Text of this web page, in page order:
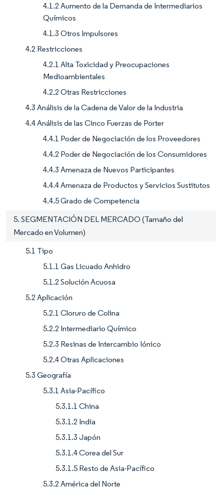
4.1.2 Aumento de la Demanda de Intermediarios
Químicos
4.1.3 Otros Impulsores
4.2 Restricciones
4.2.1 Alta Toxicidad y Preocupaciones
Medioambientales
4.2.2 Otras Restricciones
4.3 Análisis de la Cadena de Valor de la Industria
4.4 Análisis de las Cinco Fuerzas de Porter
4.4.1 Poder de Negociación de los Proveedores
4.4.2 Poder de Negociación de los Consumidores
4.4.3 Amenaza de Nuevos Participantes
4.4.4 Amenaza de Productos y Servicios Sustitutos
4.4.5 Grado de Competencia
5. SEGMENTACIÓN DEL MERCADO (Tamaño del
Mercado en Volumen)
5.1 Tipo
5.1.1 Gas Licuado Anhidro
5.1.2 Solución Acuosa
5.2 Aplicación
5.2.1 Cloruro de Colina
5.2.2 Intermediario Químico
5.2.3 Resinas de Intercambio Iónico
5.2.4 Otras Aplicaciones
5.3 Geografía
5.3.1 Asia-Pacífico
5.3.1.1 China
5.3.1.2 India
5.3.1.3 Japón
5.3.1.4 Corea del Sur
5.3.1.5 Resto de Asia-Pacífico
5.3.2 América del Norte